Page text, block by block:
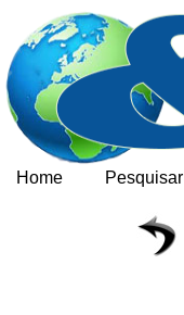
Home Pesquisar